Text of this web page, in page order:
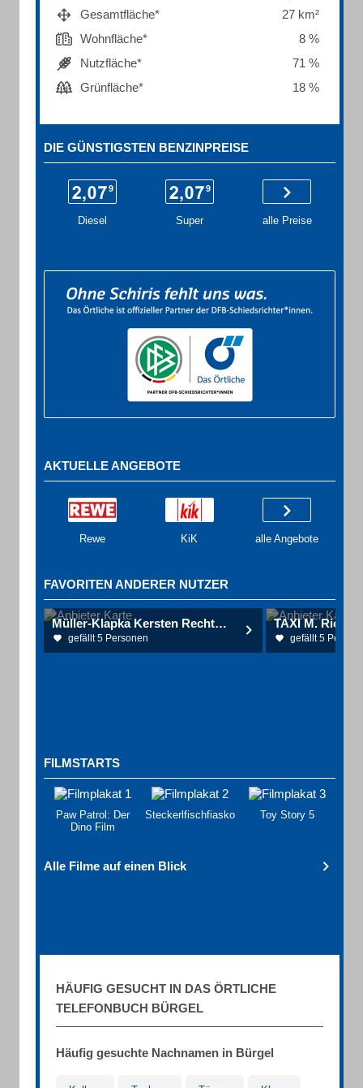
Gesamtfläche*
27 km²
Wohnfläche*
8 %
Nutzfläche*
71 %
Grünfläche*
18 %
DIE GÜNSTIGSTEN BENZINPREISE
Diesel Super alle Preise
AKTUELLE ANGEBOTE
Rewe KiK alle Angebote
FAVORITEN ANDERER NUTZER
Müller-Klapka Kersten Rechtsanwältin
gefällt 5 Personen
TAXI M. Richter
gefällt 5
FILMSTARTS
Paw Patrol: Der
Dino Film
Steckerlfischfiasko Toy Story 5
Alle Filme auf einen Blick
HÄUFIG GESUCHT IN DAS ÖRTLICHE
TELEFONBUCH BÜRGEL
Häufig gesuchte Nachnamen in Bürgel